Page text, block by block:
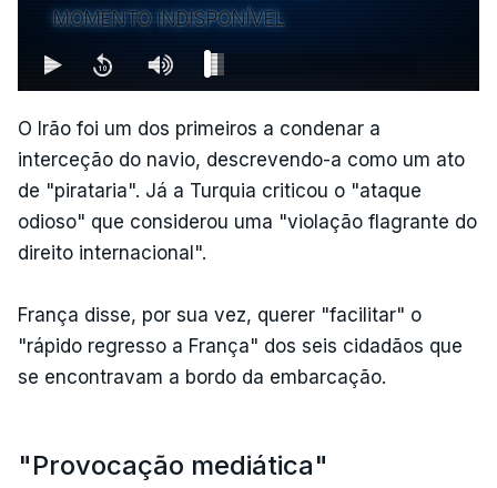
MOMENTO INDISPONÍVEL
O Irão foi um dos primeiros a condenar a
interceção do navio, descrevendo-a como um ato
de "pirataria". Já a Turquia criticou o "ataque
odioso" que considerou uma "violação flagrante do
direito internacional".
França disse, por sua vez, querer "facilitar" o
"rápido regresso a França" dos seis cidadãos que
se encontravam a bordo da embarcação.
"Provocação mediática"